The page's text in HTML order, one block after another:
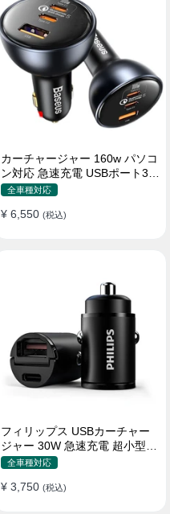
カーチャージャー 160w パソコ
ン対応 急速充電 USBポート3つ
Type-C シガーソケット
全車種対応
¥ 6,550 (税込)
フィリップス USBカーチャー
ジャー 30W 急速充電 超小型設
計 おしゃれ シガーソケット
全車種対応
¥ 3,750 (税込)